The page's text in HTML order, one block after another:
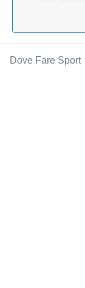
Dove Fare Sport